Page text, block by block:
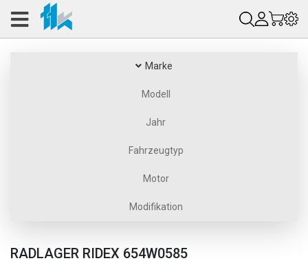
Marke
Modell
Jahr
Fahrzeugtyp
Motor
Modifikation
RADLAGER RIDEX 654W0585